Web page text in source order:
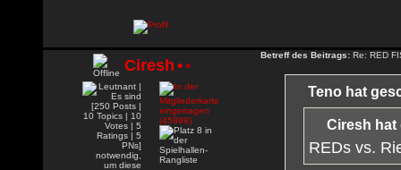
Ciresh ••
Betreff des Beitrags: Re: RED
Teno hat
Ciresh
REDs vs.